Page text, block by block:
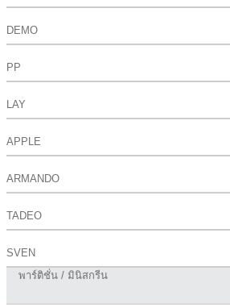
DEMO
PP
LAY
APPLE
ARMANDO
TADEO
SVEN
พาร์ติชั่น / มินิสกรีน